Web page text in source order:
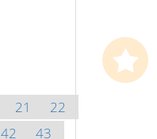
21
22
42
43